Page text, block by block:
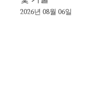
2026년 08월 06일